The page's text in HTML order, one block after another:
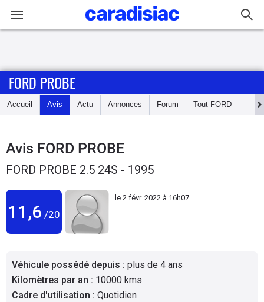
Accueil
Essais
Guide
Electriques
Flottes
Auto
FORD PROBE
Accueil Avis Actu Annonces Forum Tout FORD
Avis FORD PROBE
FORD PROBE 2.5 24S - 1995
11,6 /20
le 2 févr. 2022 à 16h07
Véhicule possédé depuis : plus de 4 ans
Kilomètres par an : 10000 kms
Cadre d'utilisation : Quotidien